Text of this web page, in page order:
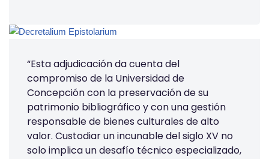
“Esta adjudicación da cuenta del
compromiso de la Universidad de
Concepción con la preservación de su
patrimonio bibliográfico y con una gestión
responsable de bienes culturales de alto
valor. Custodiar un incunable del siglo XV no
solo implica un desafío técnico especializado,